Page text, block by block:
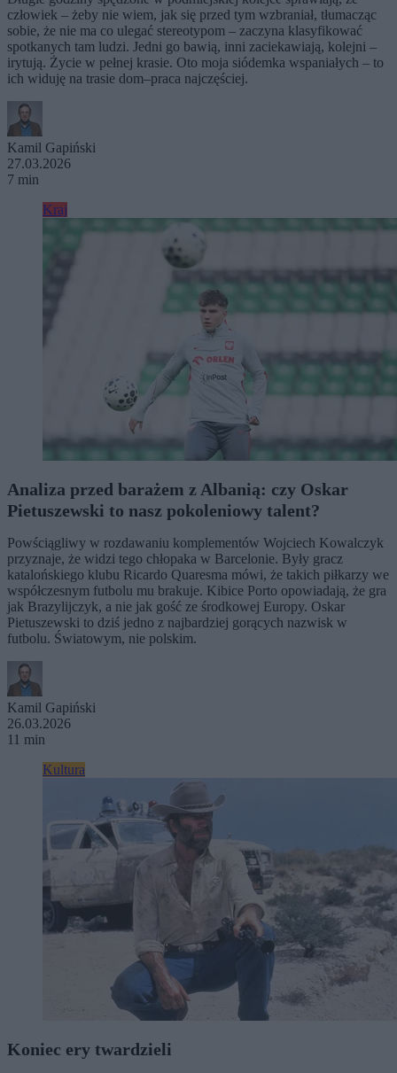
człowiek – żeby nie wiem, jak się przed tym wzbraniał, tłumacząc
sobie, że nie ma co ulegać stereotypom – zaczyna klasyfikować
spotkanych tam ludzi. Jedni go bawią, inni zaciekawiają, kolejni –
irytują. Życie w pełnej krasie. Oto moja siódemka wspaniałych – to
ich widuję na trasie dom–praca najczęściej.
Kamil Gapiński
27.03.2026
7 min
Kraj
Analiza przed barażem z Albanią: czy Oskar
Pietuszewski to nasz pokoleniowy talent?
Powściągliwy w rozdawaniu komplementów Wojciech Kowalczyk
przyznaje, że widzi tego chłopaka w Barcelonie. Były gracz
katalońskiego klubu Ricardo Quaresma mówi, że takich piłkarzy we
współczesnym futbolu mu brakuje. Kibice Porto opowiadają, że gra
jak Brazylijczyk, a nie jak gość ze środkowej Europy. Oskar
Pietuszewski to dziś jedno z najbardziej gorących nazwisk w
futbolu. Światowym, nie polskim.
Kamil Gapiński
26.03.2026
11 min
Kultura
Koniec ery twardzieli